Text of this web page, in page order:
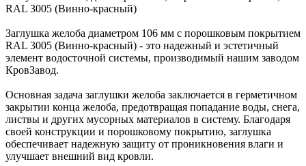
RAL 3005 (Винно-красный)
Заглушка желоба диаметром 106 мм с порошковым покрытием
RAL 3005 (Винно-красный) - это надежный и эстетичный
элемент водосточной системы, производимый нашим заводом
КровЗавод.
Основная задача заглушки желоба заключается в герметичном
закрытии конца желоба, предотвращая попадание воды, снега,
листвы и других мусорных материалов в систему. Благодаря
своей конструкции и порошковому покрытию, заглушка
обеспечивает надежную защиту от проникновения влаги и
улучшает внешний вид кровли.